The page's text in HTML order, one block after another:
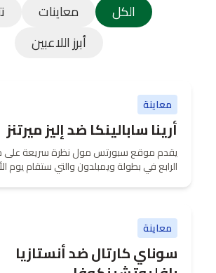
الكل معاينات
أبرز اللاعبين
معاينة
أرينا سابالينكا ضد إليز ميرتنز
يقدم موقع سبورتس مول نظرة سريعة على
الرابع في بطولة ويمبلدون والتي ستقام يوم
معاينة
سوناي كارتال ضد أنستازيا